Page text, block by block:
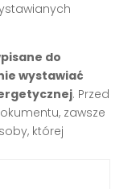
do
wystawiać
. Przed
zawsze
której